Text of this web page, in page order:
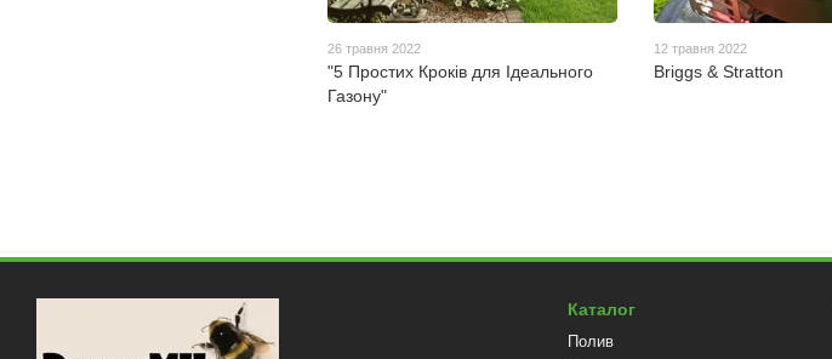
26 травня 2022
"5 Простих Кроків для Ідеального
Газону"
12 травня 2022
Briggs & Stratton
Каталог
Полив